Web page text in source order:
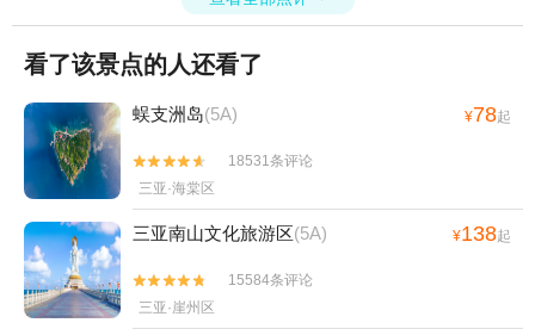
看了该景点的人还看了
蜈支洲岛(5A) ¥78起


18531条评论
三亚·海棠区
三亚南山文化旅游区(5A) ¥138起


15584条评论
三亚·崖州区